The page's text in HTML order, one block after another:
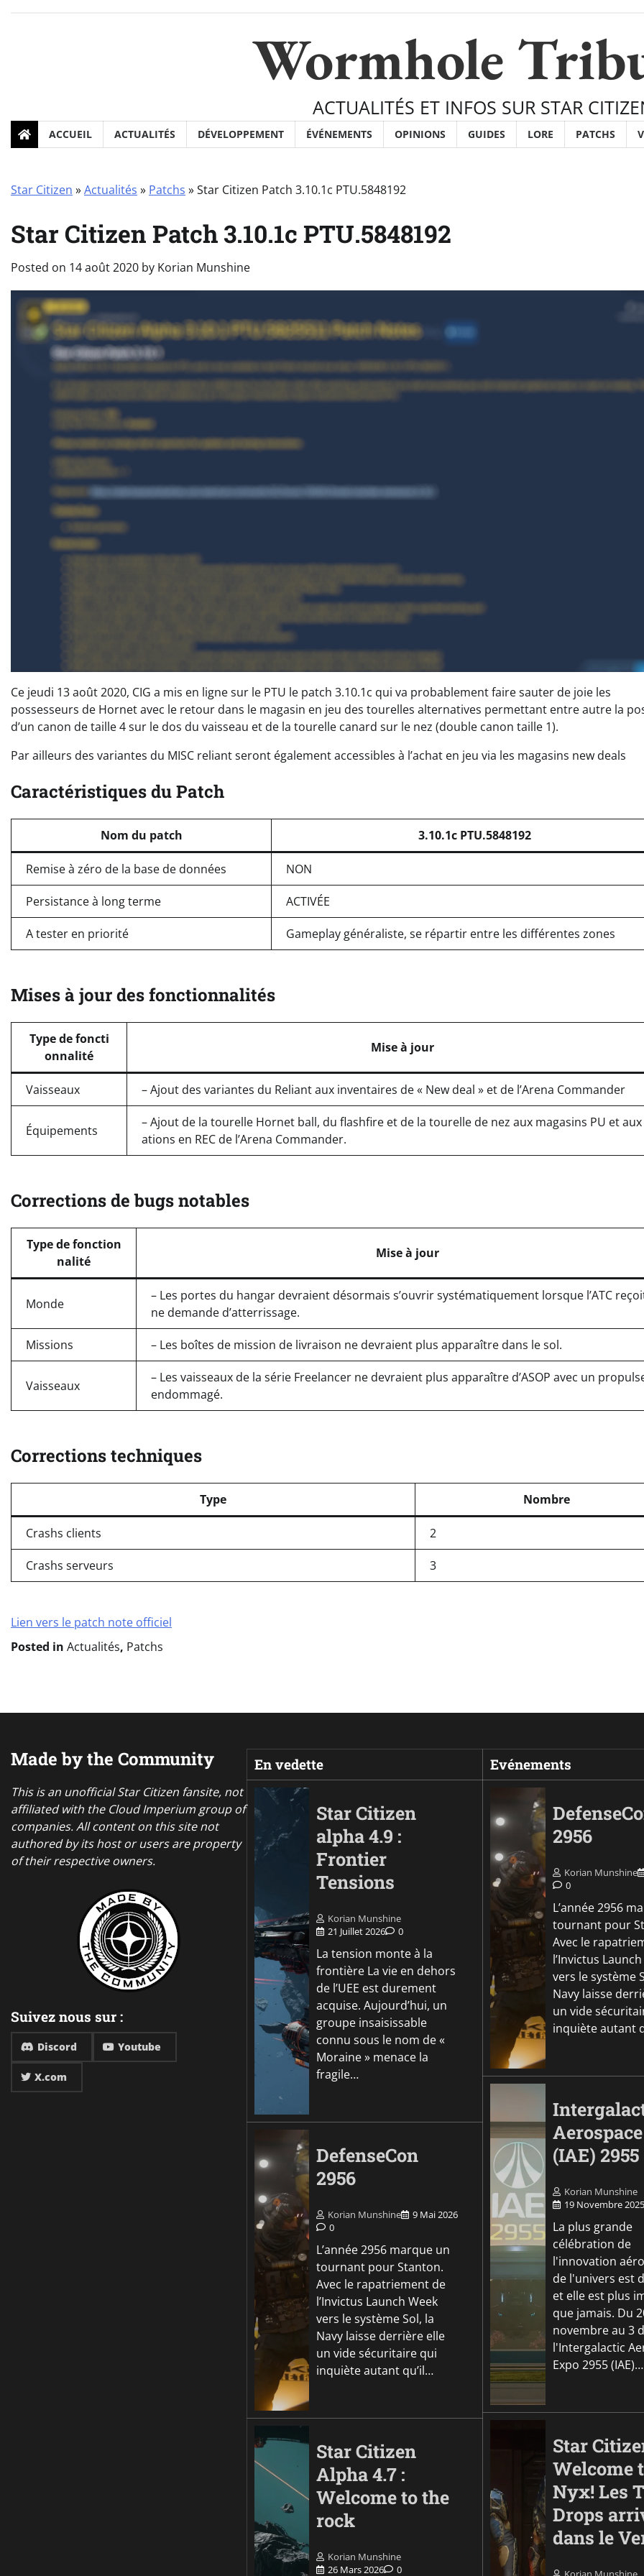
Wormhole
ACTUALITÉS ET INFOS SUR STAR
ACCUEIL ACTUALITÉS DÉVELOPPEMENT ÉVÉNEMENTS OPINIONS GUIDES LORE PATCHS
Star Citizen »Actualités » Patchs »Star Citizen Patch 3.10.1c PTU.5848192
Star Citizen Patch 3.10.1c PTU.5848192
Posted on 14 août 2020 by Korian Munshine
Ce jeudi 13 août 2020, CIG a mis en ligne sur le PTU le patch 3.10.1c qui va probablement faire sauter de joie les
possesseurs de Hornet avec le retour dans le magasin en jeu des tourelles alternatives permettant entre autre la
d’un canon de taille 4 sur le dos du vaisseau et de la tourelle canard sur le nez (double canon taille 1).
Par ailleurs des variantes du MISC reliant seront également accessibles à l’achat en jeu via les magasins new deals
Caractéristiques du Patch
Nom du patch 3.10.1c PTU.5848192
Remise à zéro de la base de données NON
Persistance à long terme ACTIVÉE
A tester en priorité Gameplay généraliste, se répartir entre les différentes zones
Mises à jour des fonctionnalités
Type de foncti
onnalité
Mise à jour
Vaisseaux – Ajout des variantes du Reliant aux inventaires de « New deal » et de l’Arena Commander
Équipements
– Ajout de la tourelle Hornet ball, du flashfire et de la tourelle de nez aux magasins PU et
ations en REC de l’Arena Commander.
Corrections de bugs notables
Type de fonction
nalité
Mise à jour
Monde
– Les portes du hangar devraient désormais s’ouvrir systématiquement lorsque l’ATC
ne demande d’atterrissage.
Missions – Les boîtes de mission de livraison ne devraient plus apparaître dans le sol.
Vaisseaux
– Les vaisseaux de la série Freelancer ne devraient plus apparaître d’ASOP avec un
endommagé.
Corrections techniques
Type Nombre
Crashs clients 2
Crashs serveurs 3
Lien vers le patch note officiel
Posted in Actualités, Patchs
Made by the Community
This is an unofficial Star Citizen fansite, not
affiliated with the Cloud Imperium group of
companies. All content on this site not
authored by its host or users are property
of their respective owners.
Suivez nous sur :
Discord Youtube
X.com
En vedette
Star Citizen
alpha 4.9 :
Frontier
Tensions
Korian Munshine
21 Juillet 2026
0
La tension monte à la
frontière La vie en dehors
de l’UEE est durement
acquise. Aujourd’hui, un
groupe insaisissable
connu sous le nom de «
Moraine » menace la
fragile…
DefenseCon
2956
Korian Munshine
9 Mai 2026
0
L’année 2956 marque un
tournant pour Stanton.
Avec le rapatriement de
l’Invictus Launch Week
vers le système Sol, la
Navy laisse derrière elle
un vide sécuritaire qui
inquiète autant qu’il…
Star Citizen
Alpha 4.7 :
Welcome to the
rock
Korian Munshine
26 Mars 2026
0
Evénements
2956
Korian Munshine
0
L’année 2956
tournant pour
Avec le
l’Invictus
vers le système
Navy laisse
un vide
inquiète autant
(IAE) 2955
Korian Munshine
19 Novembre 2025
La plus grande
célébration de
l'innovation
de l'univers est
et elle est plus
que jamais. Du
novembre au 3
l'Intergalactic
Expo 2955 (IAE)…
Star
Welcome
Nyx! Les
Drops
dans le